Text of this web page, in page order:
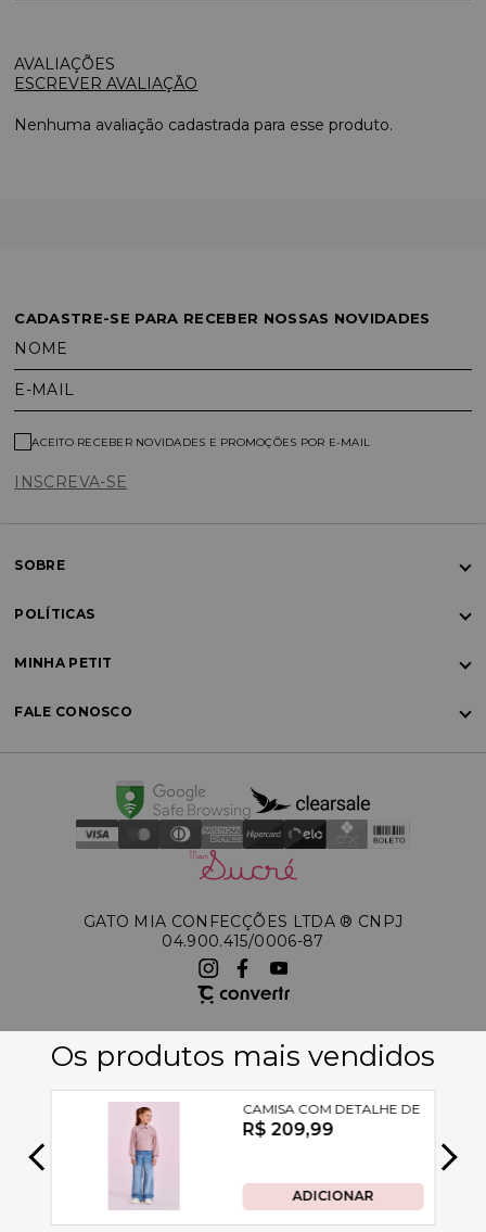
ESCREVER AVALIAÇÃO
Nenhuma avaliação cadastrada para esse produto.
CADASTRE-SE PARA RECEBER NOSSAS NOVIDADES
NOME
E-MAIL
INSCREVA-SE
ACEITO RECEBER NOVIDADES E PROMOÇÕES POR E-MAIL
SOBRE
POLÍTICAS
MINHA PETIT
FALE CONOSCO
GATO MIA CONFECÇÕES LTDA ®️ CNPJ
04.900.415/0006-87